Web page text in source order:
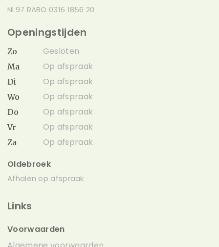
NL97 RABO 0316 1856 20
Openingstijden
Zo Gesloten
Ma Op afspraak
Di Op afspraak
Wo Op afspraak
Do Op afspraak
Vr Op afspraak
Za
Op afspraak
Oldebroek
Afhalen op afspraak
Links
Voorwaarden